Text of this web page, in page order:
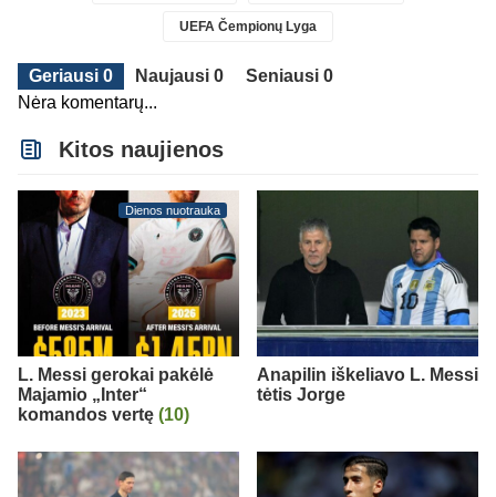
UEFA Čempionų Lyga
Geriausi 0 Naujausi 0
Seniausi 0
Nėra komentarų...
Kitos naujienos
Dienos nuotrauka
L. Messi gerokai pakėlė
Majamio „Inter“
komandos vertę (10)
Anapilin iškeliavo L. Messi
tėtis Jorge